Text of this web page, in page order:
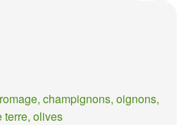
champignons, oignons,
terre, olives